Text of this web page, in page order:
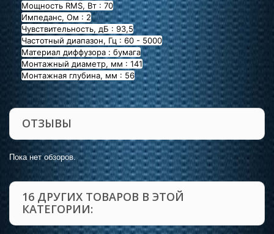
Мощность RMS, Вт : 70
Импеданс, Ом : 2
Чувствительность, дБ : 93,5
Частотный диапазон, Гц : 60 - 5000
Материал диффузора : бумага
Монтажный диаметр, мм : 141
Монтажная глубина, мм : 56
ОТЗЫВЫ
Пока нет обзоров.
16 ДРУГИХ ТОВАРОВ В ЭТОЙ
КАТЕГОРИИ: